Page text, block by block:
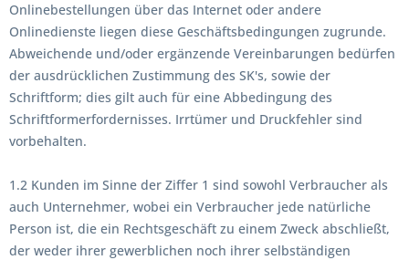
Onlinebestellungen über das Internet oder andere
Onlinedienste liegen diese Geschäftsbedingungen zugrunde.
Abweichende und/oder ergänzende Vereinbarungen bedürfen
der ausdrücklichen Zustimmung des SK's, sowie der
Schriftform; dies gilt auch für eine Abbedingung des
Schriftformerfordernisses. Irrtümer und Druckfehler sind
vorbehalten.
1.2 Kunden im Sinne der Ziffer 1 sind sowohl Verbraucher als
auch Unternehmer, wobei ein Verbraucher jede natürliche
Person ist, die ein Rechtsgeschäft zu einem Zweck abschließt,
der weder ihrer gewerblichen noch ihrer selbständigen